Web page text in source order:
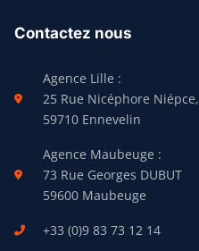
Contactez nous
Agence Lille :
25 Rue Nicéphore Niépce,
59710 Ennevelin
Agence Maubeuge :
73 Rue Georges DUBUT
59600 Maubeuge
+33 (0)9 83 73 12 14